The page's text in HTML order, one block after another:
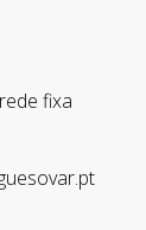
fixa